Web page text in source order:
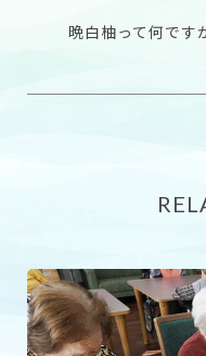
晩白柚って何です